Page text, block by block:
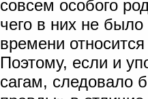
совсем особого
чего в них не
времени
Поэтому, если и
сагам, следовало